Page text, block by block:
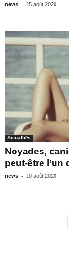
news - 25 août 2020
Actualités
Noyades,
peut-être l’un
news - 10 août 2020